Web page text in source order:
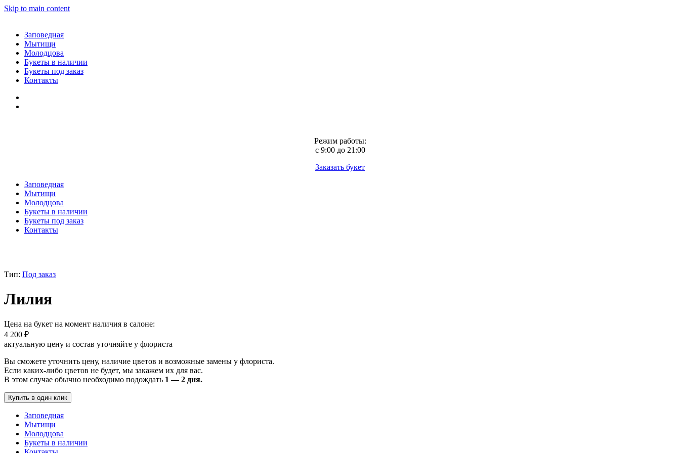
Skip to main content
Заповедная
Мытищи
Молодцова
Букеты в наличии
Букеты под заказ
Контакты
Режим работы:
с 9:00 до 21:00
Заказать букет
Заповедная
Мытищи
Молодцова
Букеты в наличии
Букеты под заказ
Контакты
Тип: Под заказ
Лилия
Цена на букет на момент наличия в салоне:
4 200 ₽
актуальную цену и состав уточняйте у флориста
Вы сможете уточнить цену, наличие цветов и возможные замены у флориста.
Если каких-либо цветов не будет, мы закажем их для вас.
В этом случае обычно необходимо подождать 1 — 2 дня.
Купить в один клик
Заповедная
Мытищи
Молодцова
Букеты в наличии